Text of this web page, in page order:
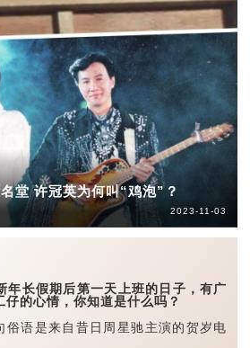
堂 许冠英为何叫“鸡泡”？
2023-11-03
长假期后第一天上班的日子，有广
的心情，你知道是什么吗？
语是来自昔日周星驰主演的贺岁电